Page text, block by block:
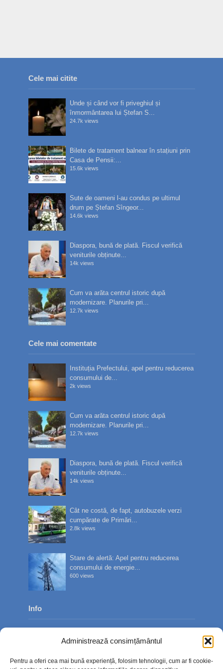
Administrează consimțământul
Pentru a oferi cea mai bună experiență, folosim tehnologii, cum ar fi cookie-
Cele mai citite
Unde și când vor fi priveghiul și
înmormântarea lui Ștefan S...
24.7k views
Bilete de tratament balnear în stațiuni prin
Casa de Pensii:...
15.6k views
Sute de oameni l-au condus pe ultimul
drum pe Ștefan Sîngeor...
14.6k views
Diaspora, bună de plată. Fiscul verifică
veniturile obținute...
14k views
Cum va arăta centrul istoric după
modernizare. Planurile pri...
12.7k views
Cele mai comentate
Instituția Prefectului, apel pentru reducerea
consumului de...
2k views
Cum va arăta centrul istoric după
modernizare. Planurile pri...
12.7k views
Diaspora, bună de plată. Fiscul verifică
veniturile obținute...
14k views
Cât ne costă, de fapt, autobuzele verzi
cumpărate de Primări...
2.8k views
Stare de alertă: Apel pentru reducerea
consumului de energie...
600 views
Info
Contact